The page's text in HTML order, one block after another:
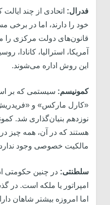
فدرال: اتحادی از چند
خود را دارند، اما در برخی
قانون‌های دولت مرکزی را
آمریکا، استرالیا،
این روش اداره می‌شوند.
کمونیسم: سیستمی که بر
«کارل مارکس» و
نوزدهم بنیان‌گذاری شد.
هستند که در آن، همه چیز
مالکیت خصوصی وجود
سلطنتی: در چنین حکومتی
امپراتور یا ملکه است. در
اما امروزه بیشتر شاهان